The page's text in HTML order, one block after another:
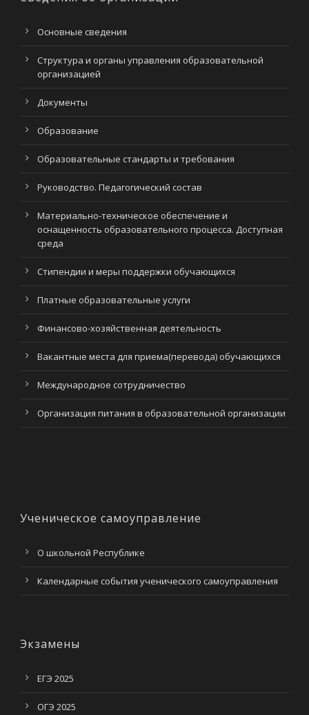
Основные сведения
Структура и органы управления образовательной
организацией
Документы
Образование
Образовательные стандарты и требования
Руководство. Педагогический состав
Материально-техническое обеспечение и
оснащенность образовательного процесса. Доступная
среда
Стипендии и меры поддержки обучающихся
Платные образовательные услуги
Финансово-хозяйственная деятельность
Вакантные места для приема(перевода) обучающихся
Международное сотрудничество
Организация питания в образовательной организации
Ученическое самоуправление
О школьной Республике
Календарные события ученического самоуправления
Экзамены
ЕГЭ 2025
ОГЭ 2025